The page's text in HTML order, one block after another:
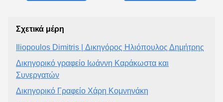
Σχετικά μέρη
Iliopoulos Dimitris | Δικηγόρος Ηλιόπουλος Δημήτρης
Δικηγορικό γραφείο Ιωάννη Καράκωστα και
Συνεργατών
Δικηγορικό Γραφείο Χάρη Κομνηνάκη